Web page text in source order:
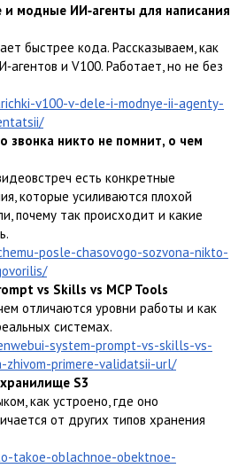
и модные ИИ‑агенты для написания
быстрее кода. Рассказываем, как
и V100. Работает, но не без
v100-v-dele-i-modnye-ii-agenty-
звонка никто не помнит, о чем
есть конкретные
которые усиливаются плохой
почему так происходит и какие
posle-chasovogo-sozvona-nikto-
vs Skills vs MCP Tools
отличаются уровни работы и как
системах.
system-prompt-vs-skills-vs-
zhivom-primere-validatsii-url/
S3
как устроено, где оно
от других типов хранения
takoe-oblachnoe-obektnoe-